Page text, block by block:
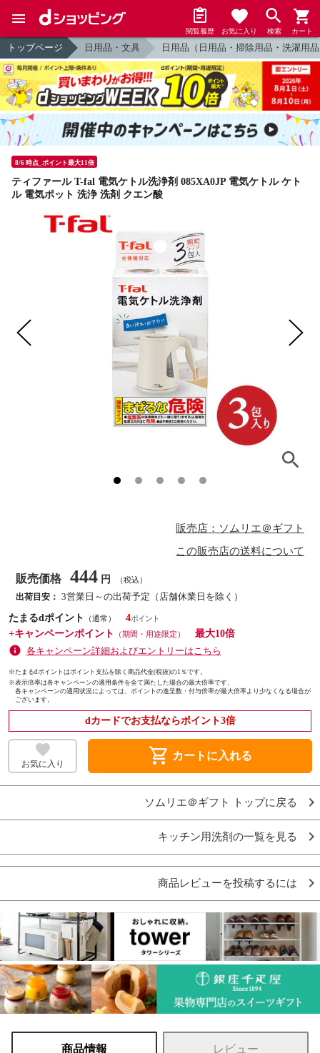
閲覧履歴 お気に入り 検索 カート
トップページ 日用品・文具 日用品（日用品・掃除用品・洗濯用
8/6 時点_ポイント最大11倍
ティファール T-fal 電気ケトル洗浄剤 085XA0JP 電気ケトル ケト
ル 電気ポット 洗浄 洗剤 クエン酸
販売店：ソムリエ＠ギフト
この販売店の送料について
販売価格 444 円 （税込）
出荷目安： 3営業日～の出荷予定（店舗休業日を除く）
たまるdポイント
（通常）
4
+キャンペーンポイント
（期間・用途限定）
最大10倍
各キャンペーン詳細およびエントリーはこちら
※たまるdポイントはポイント支払を除く商品代金(税抜)の1％です。
※表示倍率は各キャンペーンの適用条件を全て満たした場合の最大倍率です。
各キャンペーンの適用状況によっては、ポイントの進呈数・付与倍率が最大倍率より少なくなる場合が
ございます。
dカードでお支払ならポイント3倍
お気に入り shopping_cart カートに入れる
ソムリエ＠ギフト トップに戻る
キッチン用洗剤の一覧を見る
商品レビューを投稿するには
商品情報 レビュー